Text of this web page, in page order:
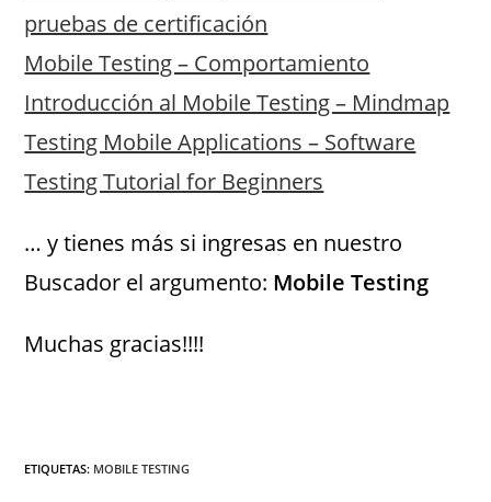
pruebas de certificación
Mobile Testing – Comportamiento
Introducción al Mobile Testing – Mindmap
Testing Mobile Applications – Software
Testing Tutorial for Beginners
… y tienes más si ingresas en nuestro
Buscador el argumento: Mobile Testing
Muchas gracias!!!!
ETIQUETAS: MOBILE TESTING